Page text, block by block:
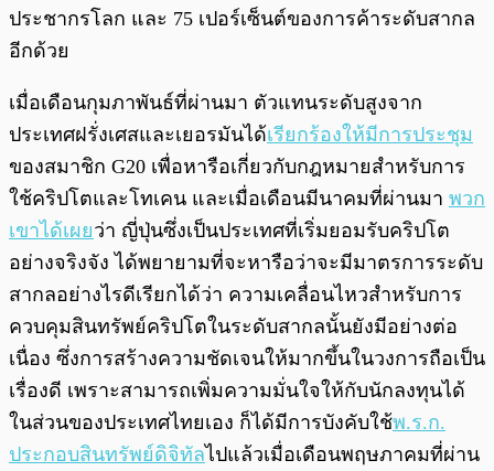
ประชากรโลก และ 75 เปอร์เซ็นต์ของการค้าระดับสากล
อีกด้วย
เมื่อเดือนกุมภาพันธ์ที่ผ่านมา ตัวแทนระดับสูงจาก
ประเทศฝรั่งเศสและเยอรมันได้เรียกร้องให้มีการประชุม
ของสมาชิก G20 เพื่อหารือเกี่ยวกับกฎหมายสำหรับการ
ใช้คริปโตและโทเคน และเมื่อเดือนมีนาคมที่ผ่านมา พวก
เขาได้เผยว่า ญี่ปุ่นซึ่งเป็นประเทศที่เริ่มยอมรับคริปโต
อย่างจริงจัง ได้พยายามที่จะหารือว่าจะมีมาตรการระดับ
สากลอย่างไรดีเรียกได้ว่า ความเคลื่อนไหวสำหรับการ
ควบคุมสินทรัพย์คริปโตในระดับสากลนั้นยังมีอย่างต่อ
เนื่อง ซึ่งการสร้างความชัดเจนให้มากขึ้นในวงการถือเป็น
เรื่องดี เพราะสามารถเพิ่มความมั่นใจให้กับนักลงทุนได้
ในส่วนของประเทศไทยเอง ก็ได้มีการบังคับใช้พ.ร.ก.
ประกอบสินทรัพย์ดิจิทัลไปแล้วเมื่อเดือนพฤษภาคมที่ผ่าน